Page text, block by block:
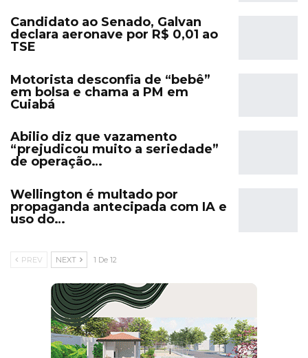
Candidato ao Senado, Galvan
declara aeronave por R$ 0,01 ao
TSE
Motorista desconfia de “bebê”
em bolsa e chama a PM em
Cuiabá
Abilio diz que vazamento
“prejudicou muito a seriedade”
de operação…
Wellington é multado por
propaganda antecipada com IA e
uso do…
PREV NEXT 1 De 12